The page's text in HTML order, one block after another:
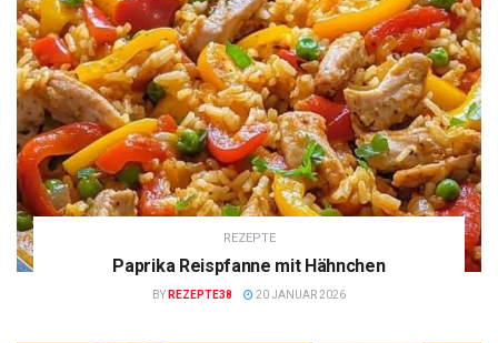
REZEPTE
Paprika Reispfanne mit Hähnchen
BY REZEPTE38 20 JANUAR 2026